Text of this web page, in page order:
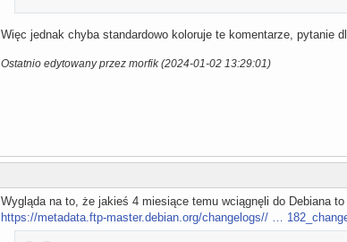
Więc jednak chyba standardowo koloruje te komentarze, pytanie
Ostatnio edytowany przez morfik (2024-01-02 13:29:01)
Wygląda na to, że jakieś 4 miesiące temu wciągnęli do Debiana to
https://metadata.ftp-master.debian.org/changelogs// …